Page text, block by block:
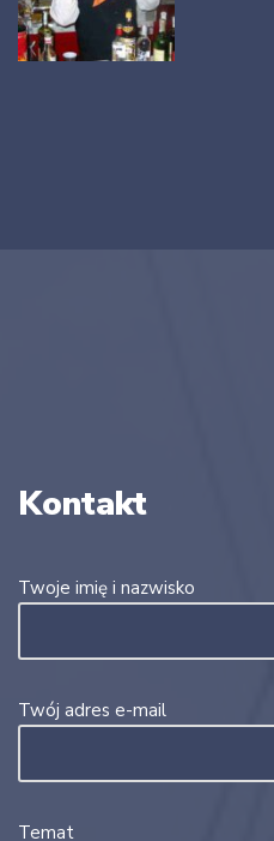
Kontakt
Twoje imię i nazwisko
Twój adres e-mail
Temat